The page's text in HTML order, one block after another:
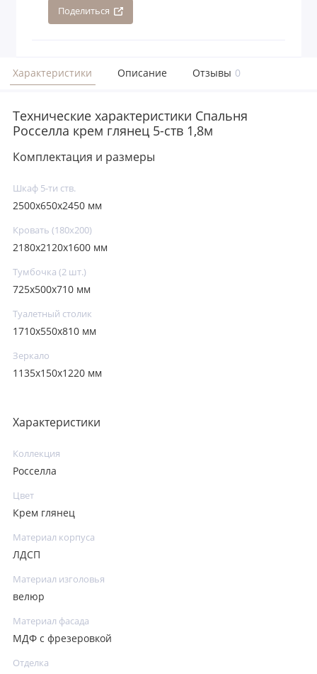
Поделиться
Характеристики Описание Отзывы 0
Технические характеристики Спальня
Росселла крем глянец 5-ств 1,8м
Комплектация и размеры
Шкаф 5-ти ств.
2500x650x2450 мм
Кровать (180х200)
2180x2120x1600 мм
Тумбочка (2 шт.)
725x500x710 мм
Туалетный столик
1710x550x810 мм
Зеркало
1135x150x1220 мм
Характеристики
Коллекция
Росселла
Цвет
Крем глянец
Материал корпуса
ЛДСП
Материал изголовья
велюр
Материал фасада
МДФ с фрезеровкой
Отделка